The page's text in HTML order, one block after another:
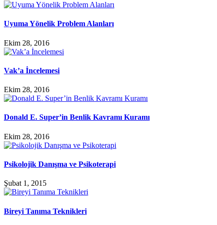
Uyuma Yönelik Problem Alanları
Ekim 28, 2016
Vak’a İncelemesi
Ekim 28, 2016
Donald E. Super’in Benlik Kavramı Kuramı
Ekim 28, 2016
Psikolojik Danışma ve Psikoterapi
Şubat 1, 2015
Bireyi Tanıma Teknikleri